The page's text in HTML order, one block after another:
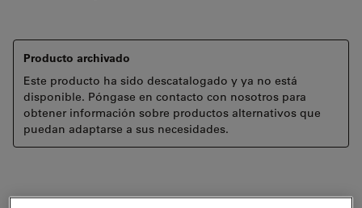
Producto archivado
Este producto ha sido descatalogado y ya no está
disponible. Póngase en contacto con nosotros para
obtener información sobre productos alternativos que
puedan adaptarse a sus necesidades.